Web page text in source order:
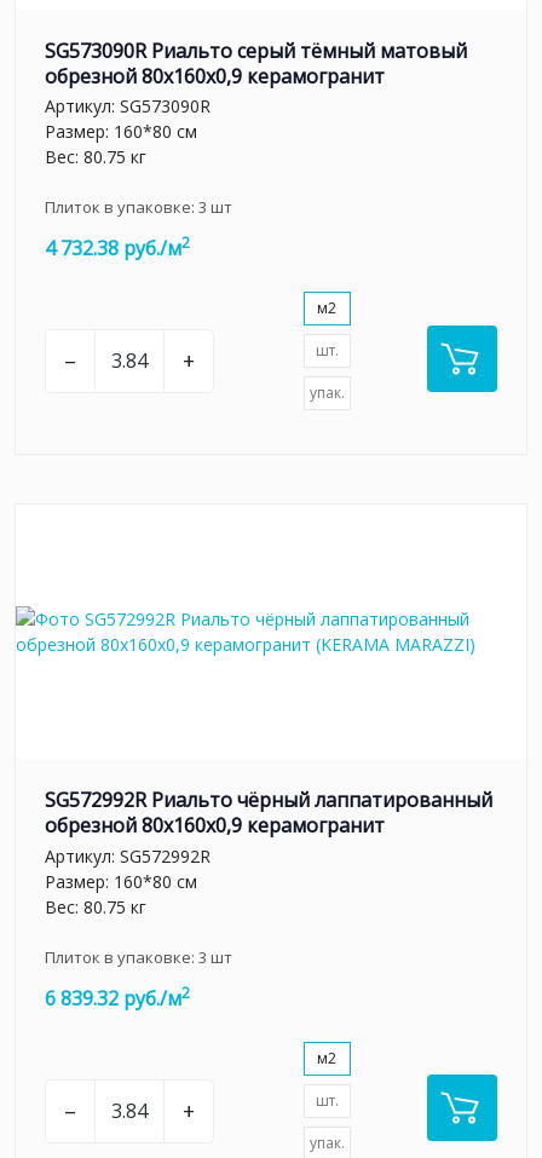
SG573090R Риальто серый тёмный матовый
обрезной 80x160x0,9 керамогранит
Артикул: SG573090R
Размер: 160*80 см
Вес: 80.75 кг
Плиток в упаковке: 3 шт
4 732.38 руб./м2
– +
м2
шт.
упак.
SG572992R Риальто чёрный лаппатированный
обрезной 80x160x0,9 керамогранит
Артикул: SG572992R
Размер: 160*80 см
Вес: 80.75 кг
Плиток в упаковке: 3 шт
6 839.32 руб./м2
– +
м2
шт.
упак.